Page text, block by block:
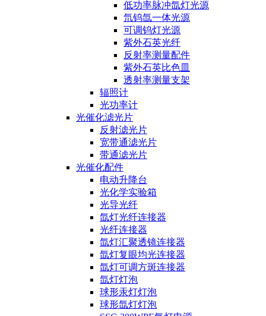
低功率脉冲氙灯光源
氘钨氙一体光源
可调钨灯光源
紫外石英光纤
反射率测量配件
紫外石英比色皿
透射率测量支架
辐照计
光功率计
光催化滤光片
反射滤光片
宽带通滤光片
带通滤光片
光催化配件
电动升降台
光化学实验箱
光导光纤
氙灯光纤连接器
光纤连接器
氙灯汇聚透镜连接器
氙灯复眼均光连接器
氙灯可调方斑连接器
氙灯灯泡
球形汞灯灯泡
球形氙灯灯泡